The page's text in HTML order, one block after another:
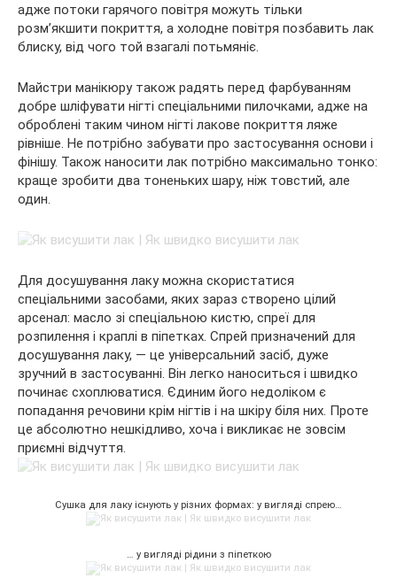
адже потоки гарячого повітря можуть тільки
розм’якшити покриття, а холодне повітря позбавить лак
блиску, від чого той взагалі потьмяніє.
Майстри манікюру також радять перед фарбуванням
добре шліфувати нігті спеціальними пилочками, адже на
оброблені таким чином нігті лакове покриття ляже
рівніше. Не потрібно забувати про застосування основи і
фінішу. Також наносити лак потрібно максимально тонко:
краще зробити два тоненьких шару, ніж товстий, але
один.
Для досушування лаку можна скористатися
спеціальними засобами, яких зараз створено цілий
арсенал: масло зі спеціальною кистю, спреї для
розпилення і краплі в піпетках. Спрей призначений для
досушування лаку, — це універсальний засіб, дуже
зручний в застосуванні. Він легко наноситься і швидко
починає схоплюватися. Єдиним його недоліком є
попадання речовини крім нігтів і на шкіру біля них. Проте
це абсолютно нешкідливо, хоча і викликає не зовсім
приємні відчуття.
Сушка для лаку існують у різних формах: у вигляді спрею…
… у вигляді рідини з піпеткою